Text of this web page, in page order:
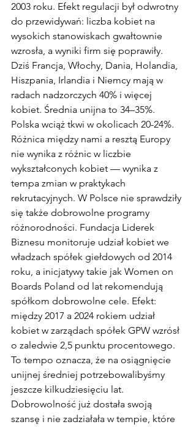
2003 roku. Efekt regulacji był odwrotny
do przewidywań: liczba kobiet na
wysokich stanowiskach gwałtownie
wzrosła, a wyniki firm się poprawiły.
Dziś Francja, Włochy, Dania, Holandia,
Hiszpania, Irlandia i Niemcy mają w
radach nadzorczych 40% i więcej
kobiet. Średnia unijna to 34–35%.
Polska wciąż tkwi w okolicach 20-24%.
Różnica między nami a resztą Europy
nie wynika z różnic w liczbie
wykształconych kobiet — wynika z
tempa zmian w praktykach
rekrutacyjnych. W Polsce nie sprawdziły
się także dobrowolne programy
różnorodności. Fundacja Liderek
Biznesu monitoruje udział kobiet we
władzach spółek giełdowych od 2014
roku, a inicjatywy takie jak Women on
Boards Poland od lat rekomendują
spółkom dobrowolne cele. Efekt:
między 2017 a 2024 rokiem udział
kobiet w zarządach spółek GPW wzrósł
o zaledwie 2,5 punktu procentowego.
To tempo oznacza, że na osiągnięcie
unijnej średniej potrzebowalibyśmy
jeszcze kilkudziesięciu lat.
Dobrowolność już dostała swoją
szansę i nie zadziałała w tempie, które